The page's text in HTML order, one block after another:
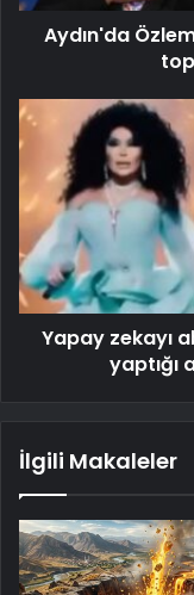
Aydın'da
Yapay zekayı
yaptığı
İlgili Makaleler